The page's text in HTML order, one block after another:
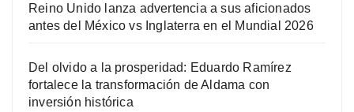
Reino Unido lanza advertencia a sus aficionados
antes del México vs Inglaterra en el Mundial 2026
Del olvido a la prosperidad: Eduardo Ramírez
fortalece la transformación de Aldama con
inversión histórica